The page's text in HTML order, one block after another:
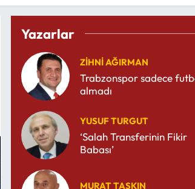
%0.2
%0.12
Yazarlar
ZIHNI AĞIRMAN
Trabzonspor sadece
almadı
YUSUF TURGUT
‘Salah Transferinin Fikir
Babası’
MURAT TAŞKIN